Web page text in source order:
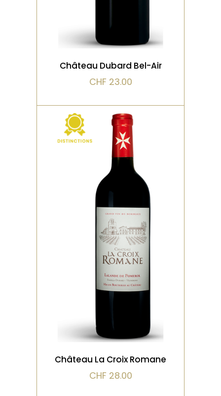
VOIR LE PRODUIT
Château Dubard Bel-Air
CHF 23.00
DISTINCTIONS
VIEILLI EN FÛT DE CHÊNE
Un très joli classique de
l’appellation Lalande de
Pomerol, réputée pour la
féminité de ses v
VOIR LE PRODUIT
Château La Croix Romane
CHF 28.00